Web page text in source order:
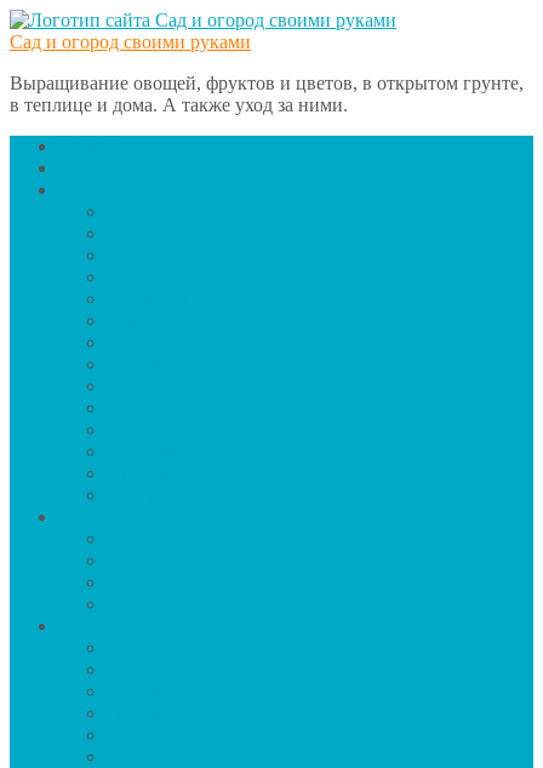
Сад и огород своими руками
Выращивание овощей, фруктов и цветов, в открытом грунте,
в теплице и дома. А также уход за ними.